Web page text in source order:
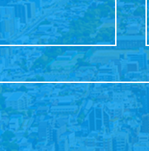
エアコン点検
エアコン洗浄
ード決済ＯＫで